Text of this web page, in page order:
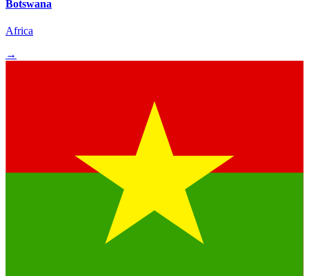
Botswana
Africa
→